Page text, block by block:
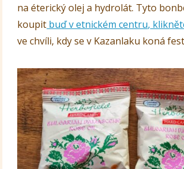
na éterický olej a hydrolát. Tyto
koupit buď v etnickém centru,
ve chvíli, kdy se v Kazanlaku koná